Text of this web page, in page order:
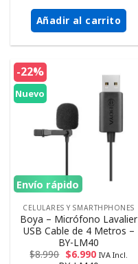
Añadir al carrito
-22%
Nuevo
Envío rápido
CELULARES Y SMARTHPHONES
Boya – Micrófono Lavalier
USB Cable de 4 Metros –
BY-LM40
$8.990 $6.990 IVA Incl.